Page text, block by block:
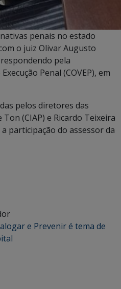
penais no estado
o juiz Olivar Augusto
pela
Penal (COVEP), em
pelos diretores das
(CIAP) e Ricardo Teixeira
participação do assessor da
e Prevenir é tema de